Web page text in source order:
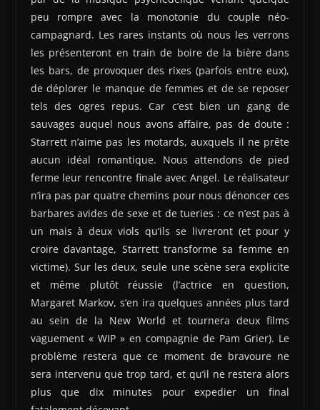
peu rompre avec la monotonie du couple néo-
campagnard. Les rares instants où nous les verrons
les présenteront en train de boire de la bière dans
les bars, de provoquer des rixes (parfois entre eux),
de déplorer le manque de femmes et de se reposer
tels des ogres repus. Car c’est bien un gang de
sauvages auquel nous avons affaire, pas de doute :
Starrett n’aime pas les motards, auxquels il ne prête
aucun idéal romantique. Nous attendons de pied
ferme leur rencontre finale avec Angel. Le réalisateur
n’ira pas par quatre chemins pour nous dénoncer ces
barbares avides de sexe et de tueries : ce n’est pas à
un mais à deux viols qu’ils se livreront (et pour y
croire davantage, Starrett transforme sa femme en
victime). Sur les deux, seule une scène sera explicite
et même plutôt réussie (l’actrice en question,
Margaret Markov, s’en ira quelques années plus tard
au sein de la New World et tournera deux films
vaguement « WIP » en compagnie de Pam Grier). Le
problème restera que ce moment de bravoure ne
sera intervenu que trop tard, et qu’il ne restera alors
plus que dix minutes pour expedier un final